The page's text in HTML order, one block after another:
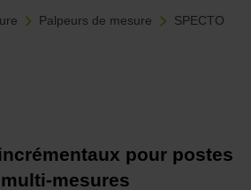
Palpeurs de mesure SPECTO
pour postes
mesures